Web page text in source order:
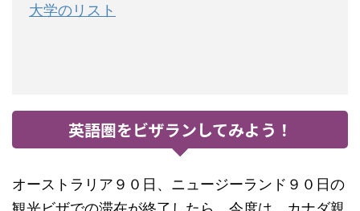
大学のリスト
英語圏をビザランしてみよう！
オーストラリア９０日、ニュージーランド９０日の